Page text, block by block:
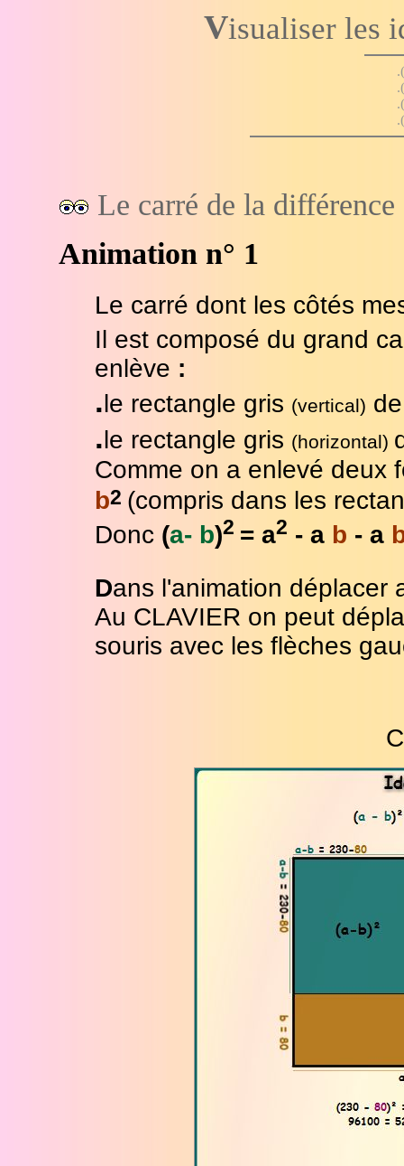
Visualiser les
Le carré de la
Animation n° 1
Le carré dont les côtés
Il est composé du grand
enlève :
.le rectangle gris (vertical)
.le rectangle gris (horizontal)
Comme on a enlevé deux
b2 (compris dans les
Donc (a- b)2 = a2 - a b - a
Dans l'animation déplacer
Au CLAVIER on peut
souris avec les flèches